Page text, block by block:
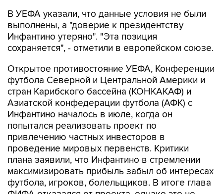
В УЕФА указали, что данные условия не были
выполнены, а "доверие к президентству
Инфантино утеряно". "Эта позиция
сохраняется", - отметили в европейском союзе.
Открытое противостояние УЕФА, Конференции
футбола Северной и Центральной Америки и
стран Карибского бассейна (КОНКАКАФ) и
Азиатской конфедерации футбола (АФК) с
Инфантино началось в июле, когда он
попытался реализовать проект по
привлечению частных инвесторов в
проведение мировых первенств. Критики
плана заявили, что Инфантино в стремлении
максимизировать прибыль забыл об интересах
футбола, игроков, болельщиков. В итоге глава